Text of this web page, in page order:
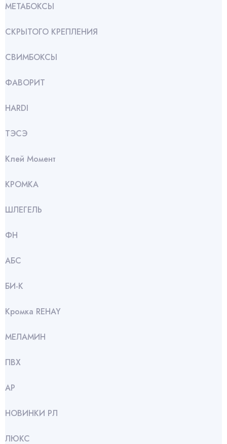
МЕТАБОКСЫ
СКРЫТОГО КРЕПЛЕНИЯ
СВИМБОКСЫ
ФАВОРИТ
HARDI
ТЭСЭ
Клей Момент
КРОМКА
ШЛЕГЕЛЬ
ФН
АБС
БИ-К
Кромка REHAY
МЕЛАМИН
ПВХ
АР
НОВИНКИ РЛ
ЛЮКС